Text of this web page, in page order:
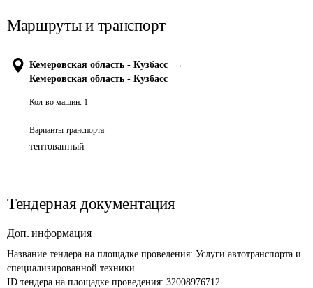
Маршруты и транспорт
Кемеровская область - Кузбасс
→
Кемеровская область - Кузбасс
Кол-во машин: 1
Варианты транспорта
тентованный
Тендерная документация
Доп. информация
Название тендера на площадке проведения: Услуги автотранспорта и
специализированной техники
ID тендера на площадке проведения: 32008976712